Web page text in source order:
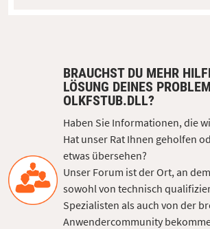
BRAUCHST DU MEHR
LÖSUNG DEINES
OLKFSTUB.DLL?
Haben Sie Informationen, die
Hat unser Rat Ihnen geholfen
etwas übersehen?
Unser Forum ist der Ort, an
sowohl von technisch
Spezialisten als auch von der
Anwendercommunity